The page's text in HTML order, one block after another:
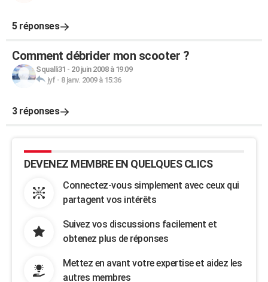
5 réponses
Comment débrider mon scooter ?
Squalli31 - 20 juin 2008 à 19:09
jyf- 8 janv. 2009 à 15:36
3 réponses
DEVENEZ MEMBRE EN QUELQUES CLICS
Connectez-vous simplement avec ceux qui
partagent vos intérêts
Suivez vos discussions facilement et
obtenez plus de réponses
Mettez en avant votre expertise et aidez les
autres membres